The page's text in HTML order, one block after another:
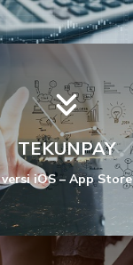
TEKUNPAY
versi iOS – App Store